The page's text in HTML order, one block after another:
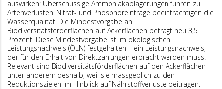
auswirken: Überschüssige Ammoniakablagerungen führen zu
Artenverlusten. Nitrat- und Phosphoreinträge beeinträchtigen die
Wasserqualität. Die Mindestvorgabe an
Biodiversitätsförderflächen auf Ackerflächen beträgt neu 3,5
Prozent. Diese Mindestvorgabe ist im ökologischen
Leistungsnachweis (ÖLN) festgehalten – ein Leistungsnachweis,
der für den Erhalt von Direktzahlungen erbracht werden muss.
Relevant sind Biodiversitätsförderflächen auf den Ackerflächen
unter anderem deshalb, weil sie massgeblich zu den
Reduktionszielen im Hinblick auf Nährstoffverluste beitragen.